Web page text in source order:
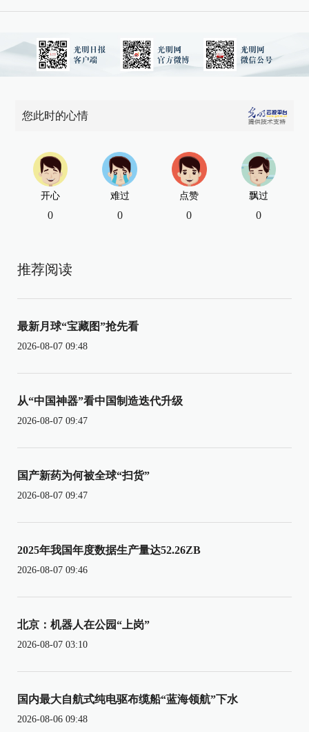
您此时的心情
开心
0
难过
0
点赞
0
飘过
0
推荐阅读
最新月球“宝藏图”抢先看
2026-08-07 09:48
从“中国神器”看中国制造迭代升级
2026-08-07 09:47
国产新药为何被全球“扫货”
2026-08-07 09:47
2025年我国年度数据生产量达52.26ZB
2026-08-07 09:46
北京：机器人在公园“上岗”
2026-08-07 03:10
国内最大自航式纯电驱布缆船“蓝海领航”下水
2026-08-06 09:48